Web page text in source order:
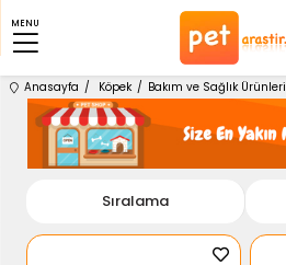
MENU
Anasayfa Köpek Bakım ve Sağlık Ürünleri
Sıralama